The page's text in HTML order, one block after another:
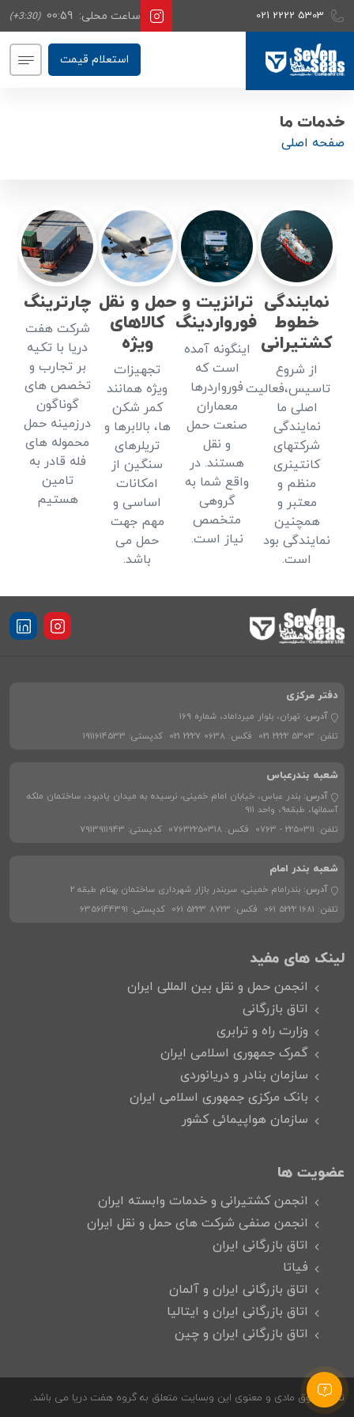
021 2222 5303 ساعت محلی: 00:59
(+3:30)
استعلام قیمت
خدمات ما
صفحه اصلی
نمایندگی
خطوط
کشتیرانی
از شروع
تاسیس،فعالیت
اصلی ما
نمایندگی
شرکتهای
کانتینری
منظم و
معتبر و
همچنین
نمایندگی بود
است.
ترانزیت و
فورواردینگ
اینگونه آمده
است که
فورواردرها
معماران
صنعت حمل
و نقل
هستند. در
واقع شما به
گروهی
متخصص
نیاز است.
حمل و نقل
کالاهای
ویژه
تجهیزات
ویژه همانند
کمر شکن
ها، بالابرها و
تریلرهای
سنگین از
امکانات
اساسی و
مهم جهت
حمل می
باشد.
چارترینگ
شرکت هفت
دریا با تکیه
بر تجارب و
تخصص های
گوناگون
درزمینه حمل
محموله های
فله قادر به
تامین
هستیم
دفتر مرکزی
آدرس: تهران، بلوار میرداماد، شماره 169
تلفن: 021 2222 5303 فکس: 021 2227 0638 کدپستی: 1911614533
شعبه بندرعباس
آدرس: بندر عباس، خیابان امام خمینی، نرسیده به میدان یادبود، ساختمان ملکه
آسمانها، طبقه9، واحد 911
تلفن: 0763 - 2250311 فکس: 07632250318 کدپستی: 7913911943
شعبه بندر امام
آدرس: بندرامام خمینی، سربندر بازار شهرداری ساختمان بهنام طبقه 2
تلفن: 061 5222 1681 فکس: 061 5223 8723 کدپستی: 6356144391
لینک های مفید
انجمن حمل و نقل بین المللی ایران
اتاق بازرگانی
وزارت راه و ترابری
گمرک جمهوری اسلامی ایران
سازمان بنادر و دریانوردی
بانک مرکزی جمهوری اسلامی ایران
سازمان هواپیمائی کشور
عضویت ها
انجمن کشتیرانی و خدمات وابسته ایران
انجمن صنفی شرکت های حمل و نقل ایران
اتاق بازرگانی ایران
فیاتا
اتاق بازرگانی ایران و آلمان
اتاق بازرگانی ایران و ایتالیا
اتاق بازرگانی ایران و چین
تمام حقوق مادی و معنوی این وبسایت متعلق به گروه هفت دریا می باشد.